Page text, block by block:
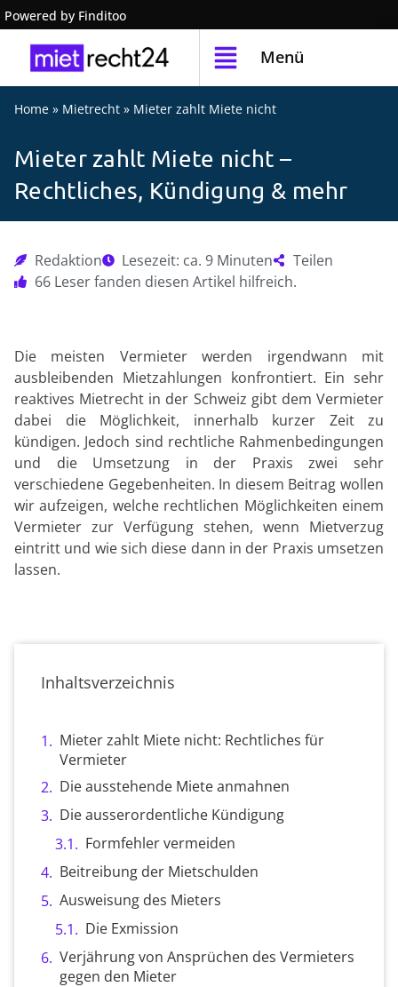
Powered by Finditoo
Menü
Home » Mietrecht » Mieter zahlt Miete nicht
Mieter zahlt Miete nicht –
Rechtliches, Kündigung & mehr
Redaktion Lesezeit: ca. 9 Minuten
Teilen
66 Leser fanden diesen Artikel hilfreich.
Die meisten Vermieter werden irgendwann mit
ausbleibenden Mietzahlungen konfrontiert. Ein sehr
reaktives Mietrecht in der Schweiz gibt dem Vermieter
dabei die Möglichkeit, innerhalb kurzer Zeit zu
kündigen. Jedoch sind rechtliche Rahmenbedingungen
und die Umsetzung in der Praxis zwei sehr
verschiedene Gegebenheiten. In diesem Beitrag wollen
wir aufzeigen, welche rechtlichen Möglichkeiten einem
Vermieter zur Verfügung stehen, wenn Mietverzug
eintritt und wie sich diese dann in der Praxis umsetzen
lassen.
Inhaltsverzeichnis
Mieter zahlt Miete nicht: Rechtliches für
Vermieter
Die ausstehende Miete anmahnen
Die ausserordentliche Kündigung
Formfehler vermeiden
Beitreibung der Mietschulden
Ausweisung des Mieters
Die Exmission
Verjährung von Ansprüchen des Vermieters
gegen den Mieter